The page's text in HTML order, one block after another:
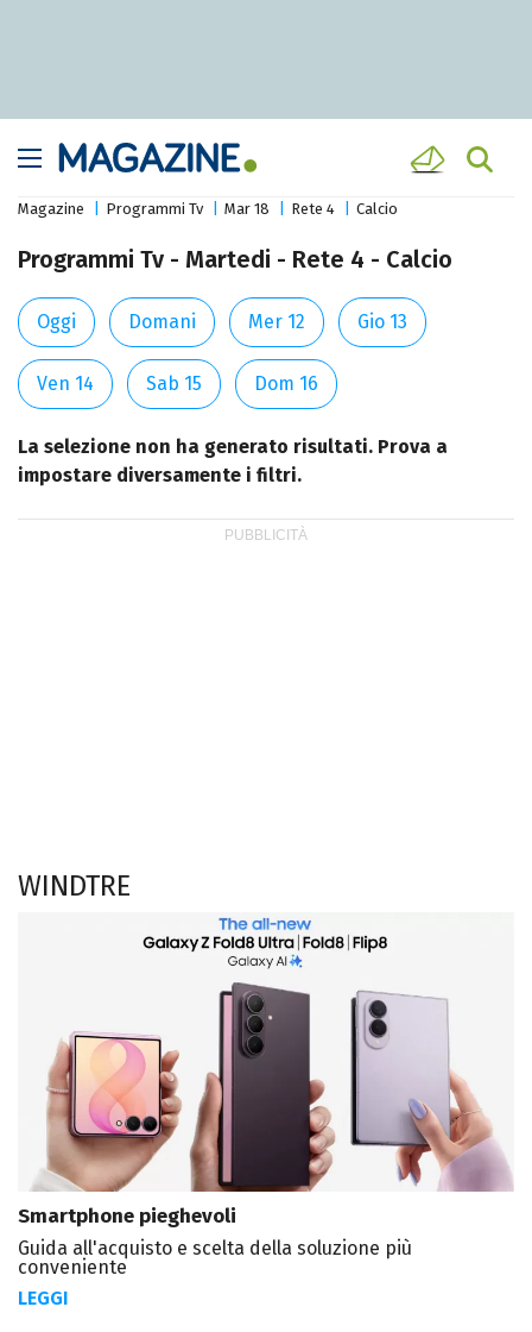
Magazine Programmi Tv Mar 18 Rete 4 Calcio
Programmi Tv - Martedi - Rete 4 - Calcio
Oggi Domani Mer 12 Gio 13
Ven 14 Sab 15 Dom 16
La selezione non ha generato risultati. Prova a
impostare diversamente i filtri.
WINDTRE
Smartphone pieghevoli
Guida all'acquisto e scelta della soluzione più
conveniente
LEGGI